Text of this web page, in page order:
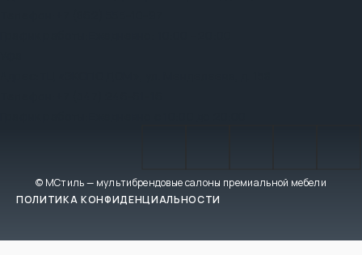
ПОЛИТИКА КОНФИДЕНЦИАЛЬНОСТИ
© МСтиль — мультибрендовые салоны премиальной мебели